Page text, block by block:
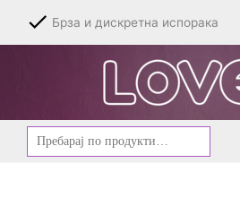
content
Брза и дискретна испорака
Барај
за: